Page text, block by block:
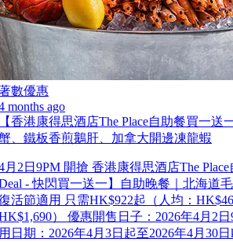
數優惠
months ago
香港康得思酒店The Place自助餐買一送
、鐵板香煎鵝肝、加拿大開邊凍龍蝦
月2日9PM 開搶 香港康得思酒店The
- 快閃買一送一】自助晚餐｜北海道
活節適用 只需HK$922起（人均：
） 優惠開售日子：2026年4月2
日期：2026年4月3日起至2026年4月30